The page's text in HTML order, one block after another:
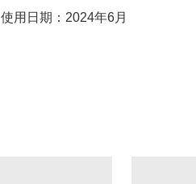
使用日期：2024年6月